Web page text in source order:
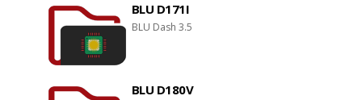
BLU D171I
BLU Dash 3.5
BLU D180V